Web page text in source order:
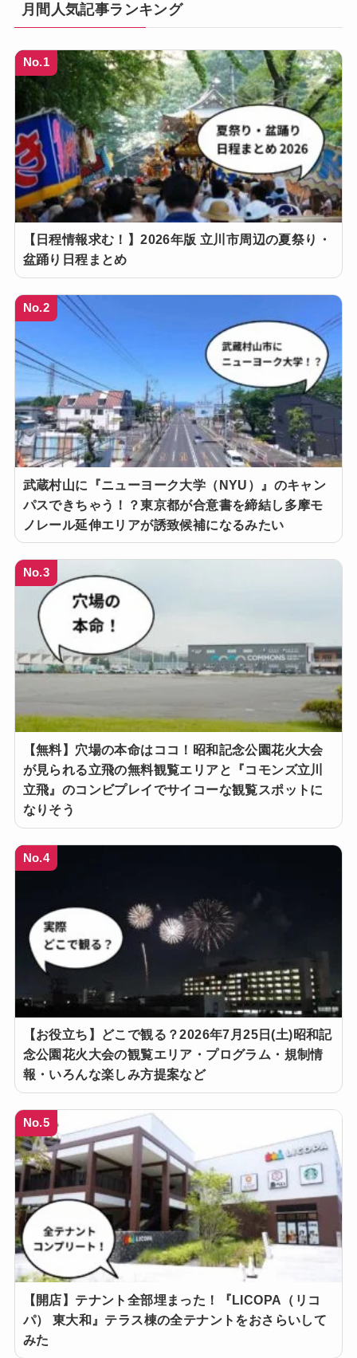
月間人気記事ランキング
No.1
【日程情報求む！】2026年版 立川市周辺の夏祭り・
盆踊り日程まとめ
No.2
武蔵村山に『ニューヨーク大学（NYU）』のキャン
パスできちゃう！？東京都が合意書を締結し多摩モ
ノレール延伸エリアが誘致候補になるみたい
No.3
【無料】穴場の本命はココ！昭和記念公園花火大会
が見られる立飛の無料観覧エリアと『コモンズ立川
立飛』のコンビプレイでサイコーな観覧スポットに
なりそう
No.4
【お役立ち】どこで観る？2026年7月25日(土)昭和記
念公園花火大会の観覧エリア・プログラム・規制情
報・いろんな楽しみ方提案など
No.5
【開店】テナント全部埋まった！『LICOPA（リコ
パ） 東大和』テラス棟の全テナントをおさらいして
みた